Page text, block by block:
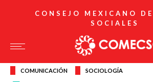
CONSEJO MEXICANO
SOCIALES
COMUNICACIÓN SOCIOLOGÍA